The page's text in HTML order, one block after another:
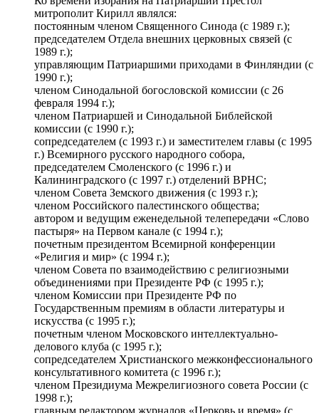
митрополит Кирилл являлся:
постоянным членом Священного Синода (с 1989 г.);
председателем Отдела внешних церковных связей (с
1989 г.);
управляющим Патриаршими приходами в Финляндии (с
1990 г.);
членом Синодальной богословской комиссии (с 26
февраля 1994 г.);
членом Патриаршей и Синодальной Библейской
комиссии (с 1990 г.);
сопредседателем (с 1993 г.) и заместителем главы (с 1995
г.) Всемирного русского народного собора,
председателем Смоленского (с 1996 г.) и
Калининградского (с 1997 г.) отделений ВРНС;
членом Совета Земского движения (с 1993 г.);
членом Российского палестинского общества;
автором и ведущим еженедельной телепередачи «Слово
пастыря» на Первом канале (с 1994 г.);
почетным президентом Всемирной конференции
«Религия и мир» (с 1994 г.);
членом Совета по взаимодействию с религиозными
объединениями при Президенте РФ (с 1995 г.);
членом Комиссии при Президенте РФ по
Государственным премиям в области литературы и
искусства (с 1995 г.);
почетным членом Московского интеллектуально-
делового клуба (с 1995 г.);
сопредседателем Христианского межконфессионального
консультативного комитета (с 1996 г.);
членом Президиума Межрелигиозного совета России (с
1998 г.);
главным редактором журналов «Церковь и время» (с